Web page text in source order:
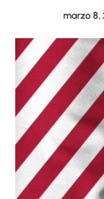
marzo 8,